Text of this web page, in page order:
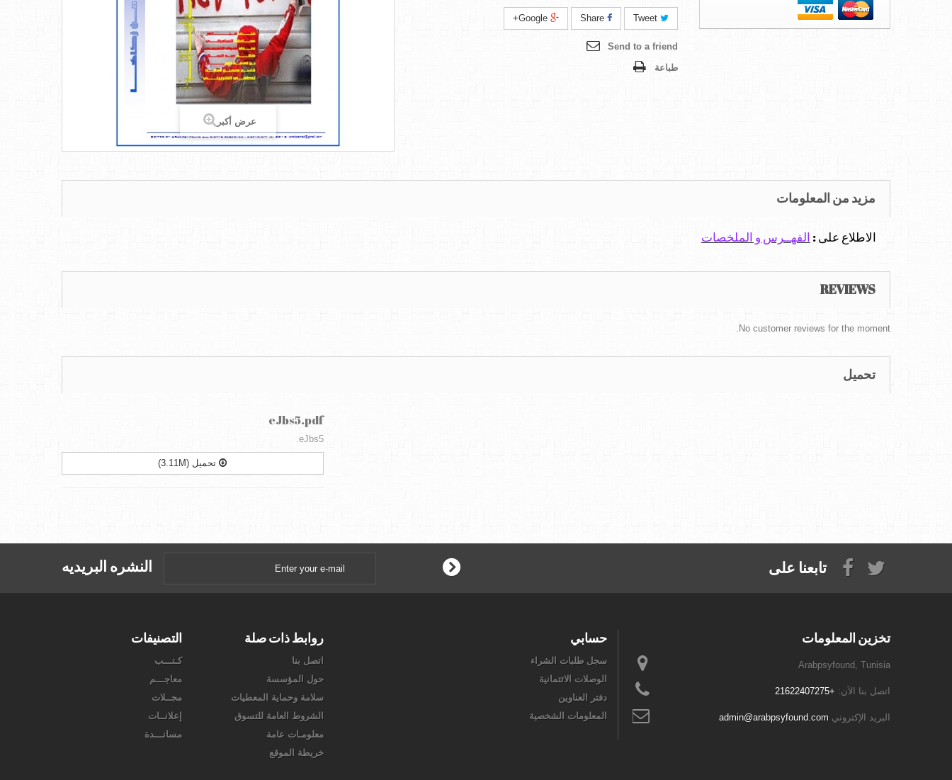
عرض أكبر
Tweet
Share
Google+
Send to a friend
طباعة
مزيد من المعلومات
الاطلاع على : الفهــرس و الملخصات
REVIEWS
No customer reviews for the moment.
تحميل
eJbs5.pdf
eJbs5.
تحميل (3.11M)
النشره البريديه تابعنا على
التصنيفات
كـتـــب
معاجـــم
مجــلات
إعلانــات
مسانـــدة
روابط ذات صلة
اتصل بنا
حول المؤسسة
سلامة وحماية المعطيات
الشروط العامة للتسوق
معلومـات عامة
خريطة الموقع
حسابي
سجل طلبات الشراء
الوصلات الائتمانية
دفتر العناوين
المعلومات الشخصية
تخزين المعلومات
Arabpsyfound, Tunisia
اتصل بنا الآن: +21622407275
البريد الإكتروني admin@arabpsyfound.com